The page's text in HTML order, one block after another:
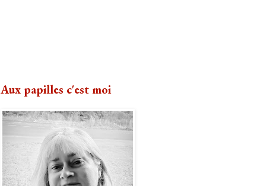
Aux papilles c'est moi